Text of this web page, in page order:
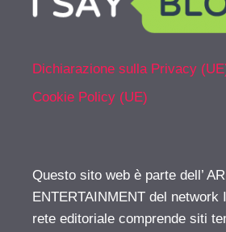
Dichiarazione sulla Privacy
Cookie Policy (UE)
Questo sito web è parte dell’
ENTERTAINMENT del network
rete editoriale comprende siti